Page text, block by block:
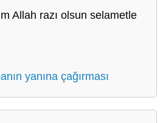
Allah razı olsun selametle
yanına çağırması